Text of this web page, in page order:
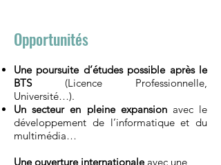
Opportunités
Une poursuite d’études possible après le
BTS(Licence Professionnelle,
Université…).
Un secteur en pleine expansionavec le
développement de l’informatique et du
multimédia…
Une ouverture internationaleavec une